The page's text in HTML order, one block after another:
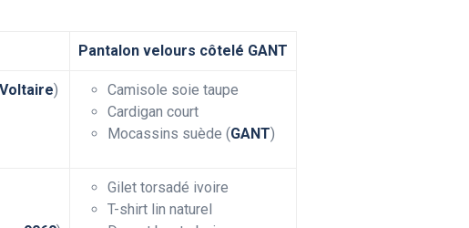
Pantalon velours côtelé GANT
)
Camisole soie taupe
Cardigan court
Mocassins suède (GANT)
Gilet torsadé ivoire
T-shirt lin naturel